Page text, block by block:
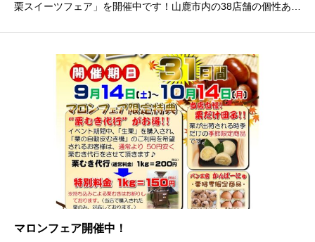
栗スイーツフェア」を開催中です！山鹿市内の38店舗の個性ある
してありますので、お店を巡ってス
マロンフェア開催中！